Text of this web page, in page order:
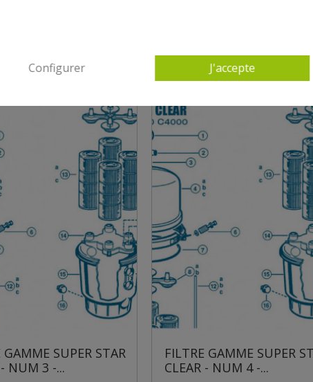
DANS SUPER STAR CLEAR C2000,
GAMME SUPER STAR
NUM 3 -...
FILTRE GAMME SUPER
CLEAR - NUM 4 -...
Configurer J'accepte